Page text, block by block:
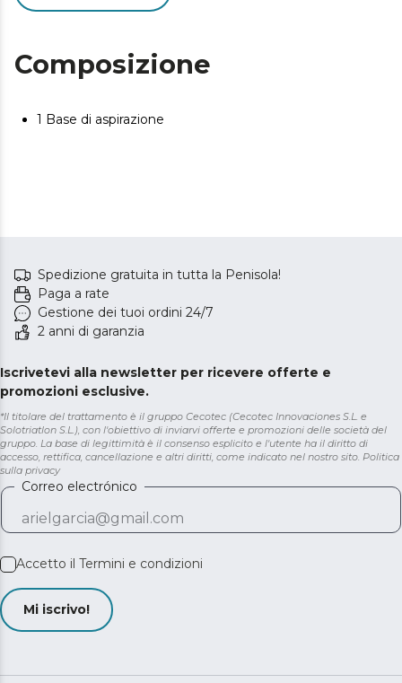
Composizione
1 Base di aspirazione
Spedizione gratuita in tutta la Penisola!
Paga a rate
Gestione dei tuoi ordini 24/7
2 anni di garanzia
Iscrivetevi alla newsletter per ricevere offerte e
promozioni esclusive.
*Il titolare del trattamento è il gruppo Cecotec (Cecotec Innovaciones S.L. e
Solotriatlon S.L.), con l'obiettivo di inviarvi offerte e promozioni delle società del
gruppo. La base di legittimità è il consenso esplicito e l'utente ha il diritto di
accesso, rettifica, cancellazione e altri diritti, come indicato nel nostro sito. Politica
sulla privacy
Correo electrónico
Accetto il Termini e condizioni
Mi iscrivo!